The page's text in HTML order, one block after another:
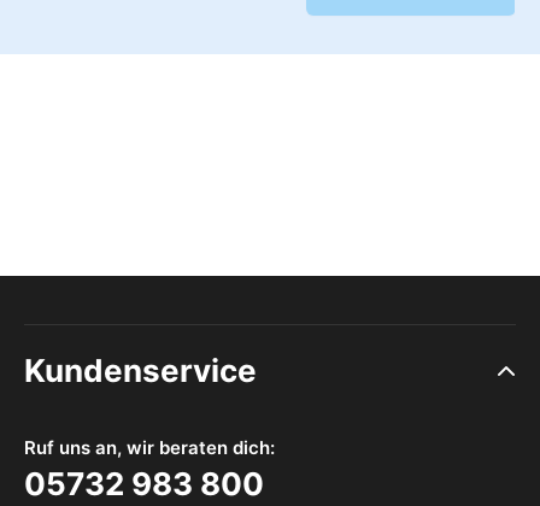
Kundenservice
Ruf uns an, wir beraten dich:
05732 983 800